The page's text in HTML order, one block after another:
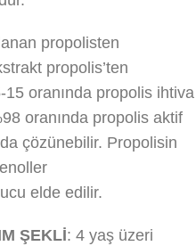
propolisten
propolis’ten
oranında propolis ihtiva
oranında propolis aktif
çözünebilir. Propolisin
elde edilir.
ŞEKLİ: 4 yaş üzeri